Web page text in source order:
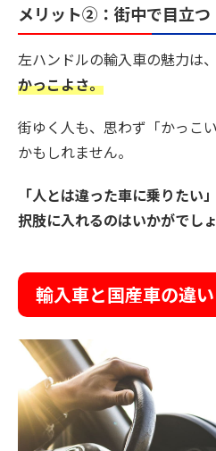
メリット②：街中で目立つ
左ハンドルの輸入車の魅力は、
かっこよさ。
街ゆく人も、思わず「かっこ
かもしれません。
「人とは違った車に乗りたい
択肢に入れるのはいかがでし
輸入車と国産車の違い